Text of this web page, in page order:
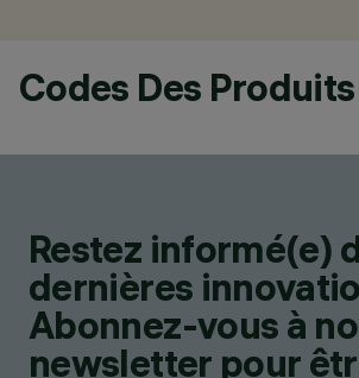
Codes Des Produits
Restez informé(e)
dernières
Abonnez-vous à
newsletter pour